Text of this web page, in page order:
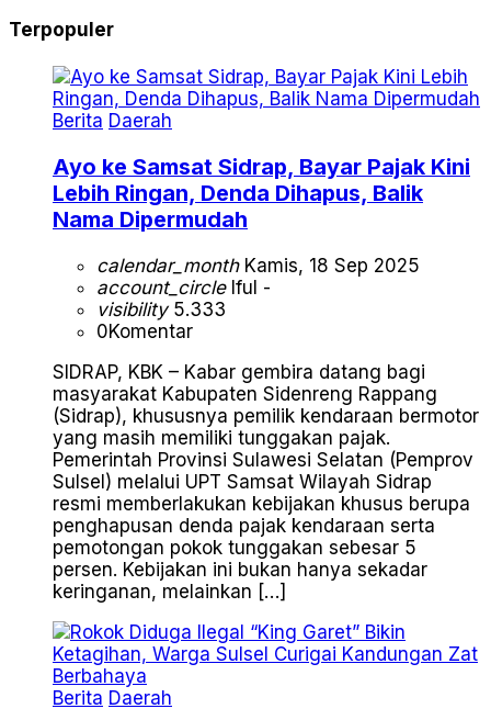
Terpopuler
Berita Daerah
Ayo ke Samsat Sidrap, Bayar Pajak Kini
Lebih Ringan, Denda Dihapus, Balik
Nama Dipermudah
calendar_monthKamis, 18 Sep 2025
account_circleIful -
visibility5.333
0Komentar
SIDRAP, KBK – Kabar gembira datang bagi
masyarakat Kabupaten Sidenreng Rappang
(Sidrap), khususnya pemilik kendaraan bermotor
yang masih memiliki tunggakan pajak.
Pemerintah Provinsi Sulawesi Selatan (Pemprov
Sulsel) melalui UPT Samsat Wilayah Sidrap
resmi memberlakukan kebijakan khusus berupa
penghapusan denda pajak kendaraan serta
pemotongan pokok tunggakan sebesar 5
persen. Kebijakan ini bukan hanya sekadar
keringanan, melainkan […]
Berita Daerah